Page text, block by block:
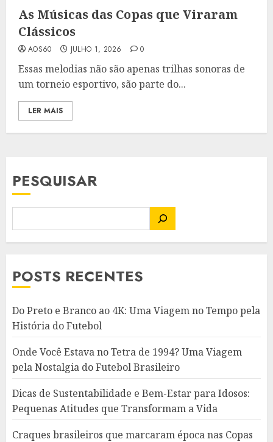
As Músicas das Copas que Viraram
Clássicos
AOS60 JULHO 1, 2026 0
Essas melodias não são apenas trilhas sonoras de
um torneio esportivo, são parte do...
LER MAIS
PESQUISAR
POSTS RECENTES
Do Preto e Branco ao 4K: Uma Viagem no Tempo pela
História do Futebol
Onde Você Estava no Tetra de 1994? Uma Viagem
pela Nostalgia do Futebol Brasileiro
Dicas de Sustentabilidade e Bem-Estar para Idosos:
Pequenas Atitudes que Transformam a Vida
Craques brasileiros que marcaram época nas Copas